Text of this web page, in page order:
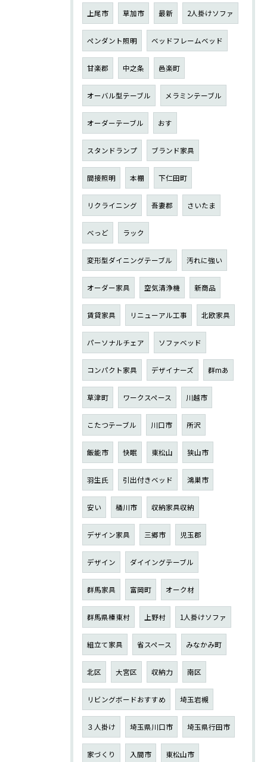
上尾市 草加市 最新 2人掛けソファ
ペンダント照明 ベッドフレームベッド
甘楽郡 中之条 邑楽町
オーバル型テーブル メラミンテーブル
オーダーテーブル おす
スタンドランプ ブランド家具
間接照明 本棚 下仁田町
リクライニング 吾妻郡 さいたま
べっど ラック
変形型ダイニングテーブル 汚れに強い
オーダー家具 空気清浄機 新商品
賃貸家具 リニューアル工事 北欧家具
パーソナルチェア ソファベッド
コンパクト家具 デザイナーズ 群mあ
草津町 ワークスペース 川越市
こたつテーブル 川口市 所沢
飯能市 快眠 東松山 狭山市
羽生氏 引出付きベッド 鴻巣市
安い 桶川市 収納家具収納
デザイン家具 三郷市 児玉郡
デザイン ダイイングテーブル
群馬家具 富岡町 オーク材
群馬県榛東村 上野村 1人掛けソファ
組立て家具 省スペース みなかみ町
北区 大宮区 収納力 南区
リビングボードおすすめ 埼玉岩槻
３人掛け 埼玉県川口市 埼玉県行田市
家づくり 入間市 東松山市